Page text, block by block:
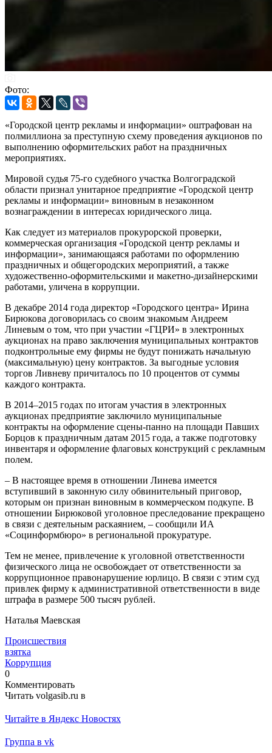
Фото:
«Городской центр рекламы и информации» оштрафован на
полмиллиона за преступную схему проведения аукционов по
выполнению оформительских работ на праздничных
мероприятиях.
Мировой судья 75-го судебного участка Волгоградской
области признал унитарное предприятие «Городской центр
рекламы и информации» виновным в незаконном
вознаграждении в интересах юридического лица.
Как следует из материалов прокурорской проверки,
коммерческая организация «Городской центр рекламы и
информации», занимающаяся работами по оформлению
праздничных и общегородских мероприятий, а также
художественно-оформительскими и макетно-дизайнерскими
работами, уличена в коррупции.
В декабре 2014 года директор «Городского центра» Ирина
Бирюкова договорилась со своим знакомым Андреем
Линевым о том, что при участии «ГЦРИ» в электронных
аукционах на право заключения муниципальных контрактов
подконтрольные ему фирмы не будут понижать начальную
(максимальную) цену контрактов. За выгодные условия
торгов Ливневу причиталось по 10 процентов от суммы
каждого контракта.
В 2014–2015 годах по итогам участия в электронных
аукционах предприятие заключило муниципальные
контракты на оформление сцены-панно на площади Павших
Борцов к праздничным датам 2015 года, а также подготовку
инвентаря и оформление флаговых конструкций с рекламным
полем.
– В настоящее время в отношении Линева имеется
вступивший в законную силу обвинительный приговор,
которым он признан виновным в коммерческом подкупе. В
отношении Бирюковой уголовное преследование прекращено
в связи с деятельным раскаянием, – сообщили ИА
«Социнформбюро» в региональной прокуратуре.
Тем не менее, привлечение к уголовной ответственности
физического лица не освобождает от ответственности за
коррупционное правонарушение юрлицо. В связи с этим суд
привлек фирму к административной ответственности в виде
штрафа в размере 500 тысяч рублей.
Наталья Маевская
Происшествия
взятка
Коррупция
0
Комментировать
Читать volgasib.ru в
Читайте в Яндекс Новостях
Группа в vk